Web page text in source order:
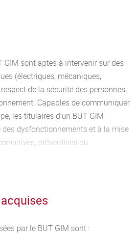
avancées de maintenance,
industriels...) et les disciplines
écrite et orale, anglais,
gestion...). Ils apportent
de travail et d’analyse pour
problématiques, aux évolutions
aux exigences de développement
GIM sont aptes à intervenir sur des
(électriques, mécaniques,
de la sécurité des personnes,
Capables de communiquer
les titulaires d‘un BUT GIM
des dysfonctionnements et à la mise
préventives ou
contribuent également à
au suivi d’indicateurs
de technologies
par le BUT GIM sont :